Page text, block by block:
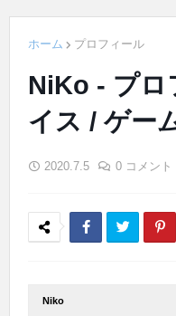
ホーム プロフィール
NiKo - プロ
イス / ゲー
2020.7.5 0 コメント
Niko